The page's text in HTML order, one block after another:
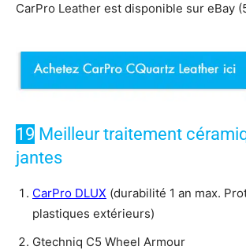
CarPro Leather est disponible sur eBay
19 Meilleur traitement
jantes
CarPro DLUX (durabilité 1 an max.
plastiques extérieurs)
Gtechniq C5 Wheel Armour